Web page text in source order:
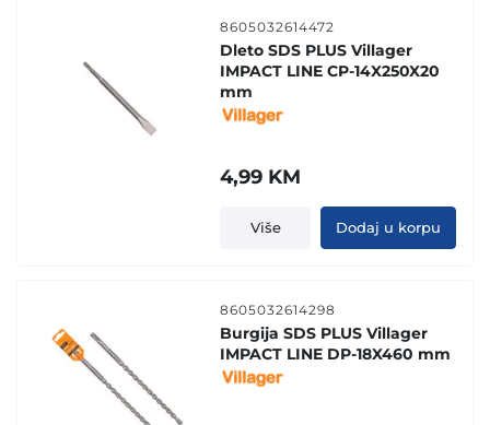
8605032614472
Dleto SDS PLUS Villager
IMPACT LINE CP-14X250X20
mm
4,99 KM
Više Dodaj u korpu
8605032614298
Burgija SDS PLUS Villager
IMPACT LINE DP-18X460 mm